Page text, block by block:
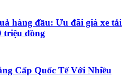
hàng đầu: Ưu đãi giá xe tải
triệu đồng
Cấp Quốc Tế Với Nhiều